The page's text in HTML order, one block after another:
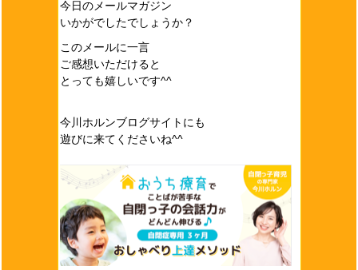
今日のメールマガジン
いかがでしたでしょうか？
このメールに一言
ご感想いただけると
とっても嬉しいです^^
今川ホルンブログサイトにも
遊びに来てくださいね^^